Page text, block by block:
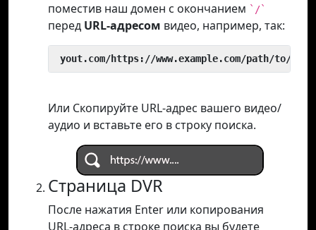
поместив наш домен с окончанием `/`
перед URL-адресом видео, например, так:
yout.com/https://www.example.com/path/to/
Или Скопируйте URL-адрес вашего видео/
аудио и вставьте его в строку поиска.
Страница DVR
После нажатия Enter или копирования
URL-адреса в строке поиска вы будете